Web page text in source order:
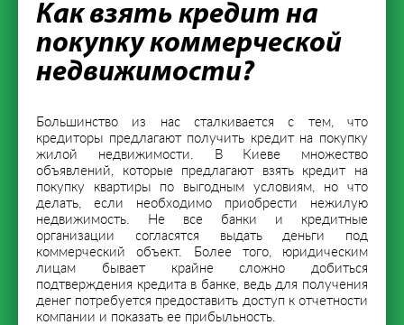
Как взять кредит на
покупку коммерческой
недвижимости?
Большинство из нас сталкивается с тем, что
кредиторы предлагают получить кредит на покупку
жилой недвижимости. В Киеве множество
объявлений, которые предлагают взять кредит на
покупку квартиры по выгодным условиям, но что
делать, если необходимо приобрести нежилую
недвижимость. Не все банки и кредитные
организации согласятся выдать деньги под
коммерческий объект. Более того, юридическим
лицам бывает крайне сложно добиться
подтверждения кредита в банке, ведь для получения
денег потребуется предоставить доступ к отчетности
компании и показать ее прибыльность.